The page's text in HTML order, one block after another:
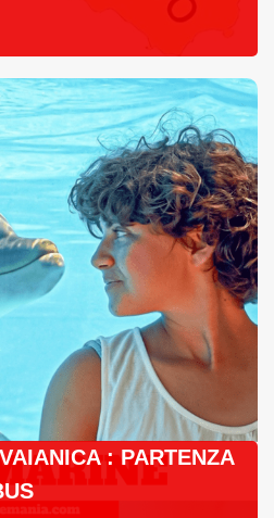
: PARTENZA